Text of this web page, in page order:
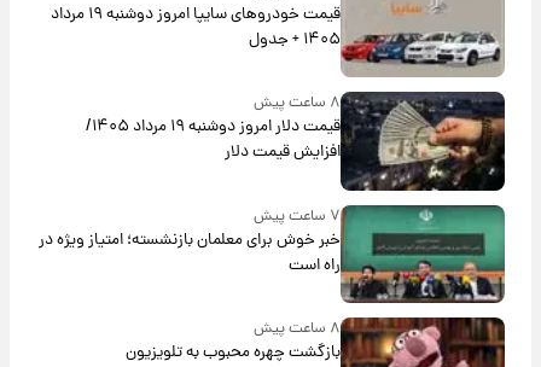
قیمت خودروهای سایپا امروز دوشنبه ۱۹ مرداد
۱۴۰۵ + جدول
۸ ساعت پیش
قیمت دلار امروز دوشنبه ۱۹ مرداد ۱۴۰۵/
افزایش قیمت دلار
۷ ساعت پیش
خبر خوش برای معلمان بازنشسته؛ امتیاز ویژه در
راه است
۸ ساعت پیش
بازگشت چهره محبوب به تلویزیون